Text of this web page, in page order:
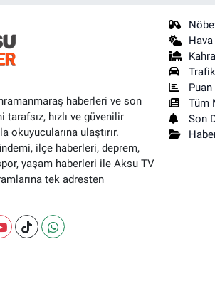
haberleri ve son
hızlı ve güvenilir
okuyucularına ulaştırır.
ilçe haberleri, deprem,
yaşam haberleri ile Aksu TV
tek adresten
Tüm
Son